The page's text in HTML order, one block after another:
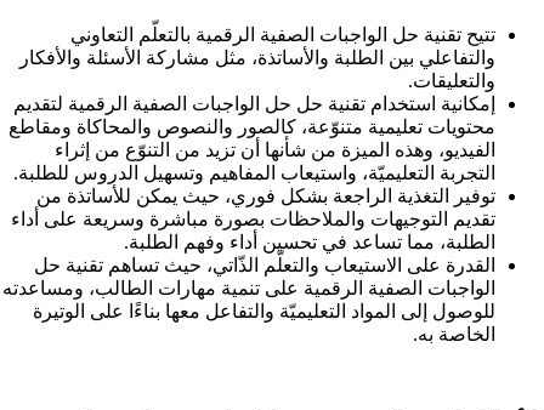
تتيح تقنية حل الواجبات الصفية الرقمية بالتعلّم التعاوني
والتفاعلي بين الطلبة والأساتذة، مثل مشاركة الأسئلة والأفكار
والتعليقات.
إمكانية استخدام تقنية حل حل الواجبات الصفية الرقمية لتقديم
محتويات تعليمية متنوّعة، كالصور والنصوص والمحاكاة ومقاطع
الفيديو، وهذه الميزة من شأنها أن تزيد من التنوّع من إثراء
التجربة التعليميّة، واستيعاب المفاهيم وتسهيل الدروس للطلبة.
توفير التغذية الراجعة بشكل فوري، حيث يمكن للأساتذة من
تقديم التوجيهات والملاحظات بصورة مباشرة وسريعة على أداء
الطلبة، مما تساعد في تحسين أداء وفهم الطلبة.
القدرة على الاستيعاب والتعلّم الذّاتي، حيث تساهم تقنية حل
الواجبات الصفية الرقمية على تنمية مهارات الطالب، ومساعدته
للوصول إلى المواد التعليميّة والتفاعل معها بناءًا على الوتيرة
الخاصة به.